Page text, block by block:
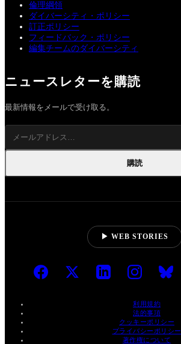
倫理綱領
ダイバーシティ・ポリシー
訂正ポリシー
フィードバック・ポリシー
編集チームのダイバーシティ
ニュースレターを購読
最新情報をメールで受け取る。
購読
▶ WEB STORIES
利用規約
法的事項
クッキーポリシー
プライバシーポリシー
著作権について